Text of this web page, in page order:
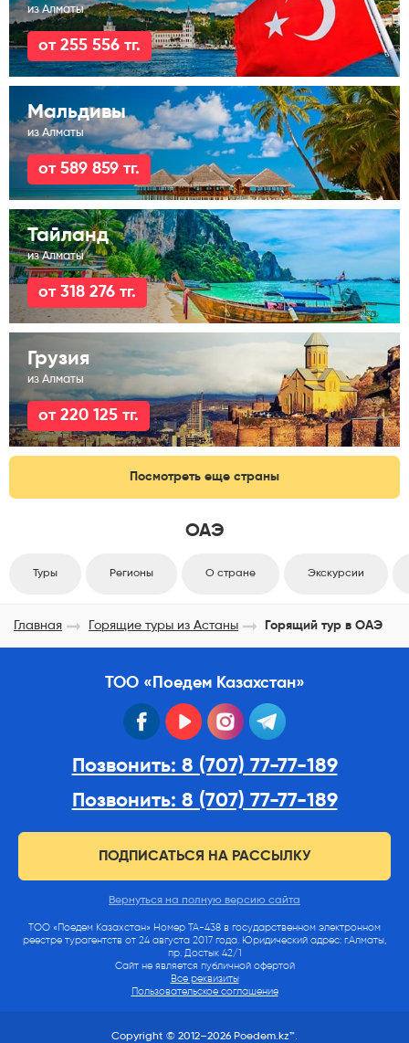
из Алматы
от 255 556 тг.
Мальдивы
из Алматы
от 589 859 тг.
Тайланд
из Алматы
от 318 276 тг.
Грузия
из Алматы
от 220 125 тг.
Посмотреть еще страны
ОАЭ
Туры Регионы О стране Экскурсии
Главная Горящие туры из Астаны Горящий тур в ОАЭ
ТОО «Поедем Казахстан»
facebook youtube instagram
Позвонить: 8 (707) 77-77-189
Позвонить: 8 (707) 77-77-189
ПОДПИСАТЬСЯ НА РАССЫЛКУ
Вернуться на полную версию сайта
ТОО «Поедем Казахстан» Номер ТА-438 в государственном электронном
реестре турагентств от 24 августа 2017 года. Юридический адрес: г.Алматы,
пр. Достык 42/1
Сайт не является публичной офертой
Все реквизиты
Пользовательское соглашение
Copyright © 2012–2026 Poedem.kz™.